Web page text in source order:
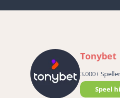
Tonybet
3.000+
Speel